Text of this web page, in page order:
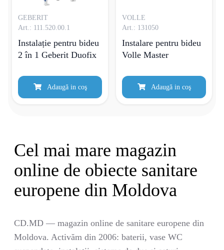
GEBERIT
Art.: 111.520.00.1
Instalație pentru bideu
2 în 1 Geberit Duofix
Adaugă in coş
VOLLE
Art.: 131050
Instalare pentru bideu
Volle Master
Adaugă in coş
Cel mai mare magazin
online de obiecte sanitare
europene din Moldova
CD.MD — magazin online de sanitare europene din
Moldova. Activăm din 2006: baterii, vase WC